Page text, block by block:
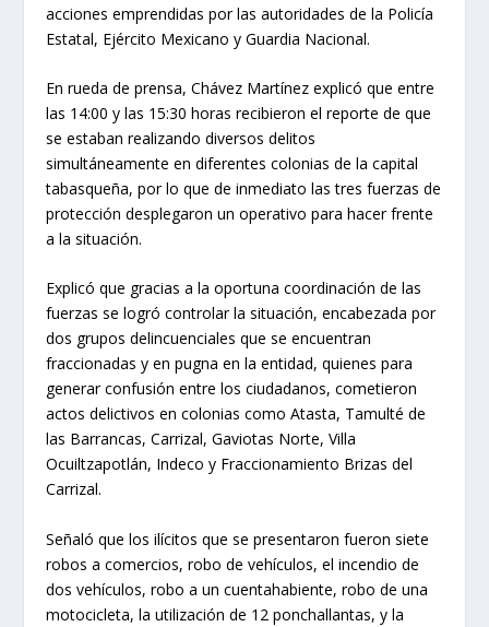
acciones emprendidas por las autoridades de la Policía
Estatal, Ejército Mexicano y Guardia Nacional.
En rueda de prensa, Chávez Martínez explicó que entre
las 14:00 y las 15:30 horas recibieron el reporte de que
se estaban realizando diversos delitos
simultáneamente en diferentes colonias de la capital
tabasqueña, por lo que de inmediato las tres fuerzas de
protección desplegaron un operativo para hacer frente
a la situación.
Explicó que gracias a la oportuna coordinación de las
fuerzas se logró controlar la situación, encabezada por
dos grupos delincuenciales que se encuentran
fraccionadas y en pugna en la entidad, quienes para
generar confusión entre los ciudadanos, cometieron
actos delictivos en colonias como Atasta, Tamulté de
las Barrancas, Carrizal, Gaviotas Norte, Villa
Ocuiltzapotlán, Indeco y Fraccionamiento Brizas del
Carrizal.
Señaló que los ilícitos que se presentaron fueron siete
robos a comercios, robo de vehículos, el incendio de
dos vehículos, robo a un cuentahabiente, robo de una
motocicleta, la utilización de 12 ponchallantas, y la